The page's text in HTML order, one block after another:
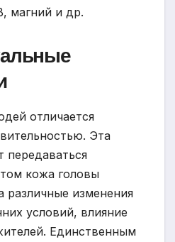
магний и др.
отличается
Эта
передаваться
кожа головы
различные изменения
условий, влияние
Единственным